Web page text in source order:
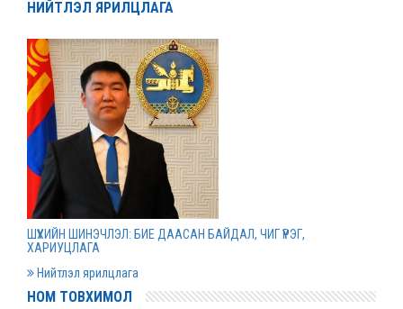
“Монгол Улсын хөгжлийн банк” ХХК-ийн
Дээд шүүхийн нийт шүүгчийн хуралдаан болов
Нээлттэй ажлын байрны зар
2022 оны 03 сарын 31
НИЙТЛЭЛ ЯРИЛЦЛАГА
ШҮҮХИЙН ШИНЭЧЛЭЛ: БИЕ ДААСАН БАЙДАЛ, ЧИГ ҮҮРЭГ,
ХАРИУЦЛАГА
Нийтлэл ярилцлага
НОМ ТОВХИМОЛ